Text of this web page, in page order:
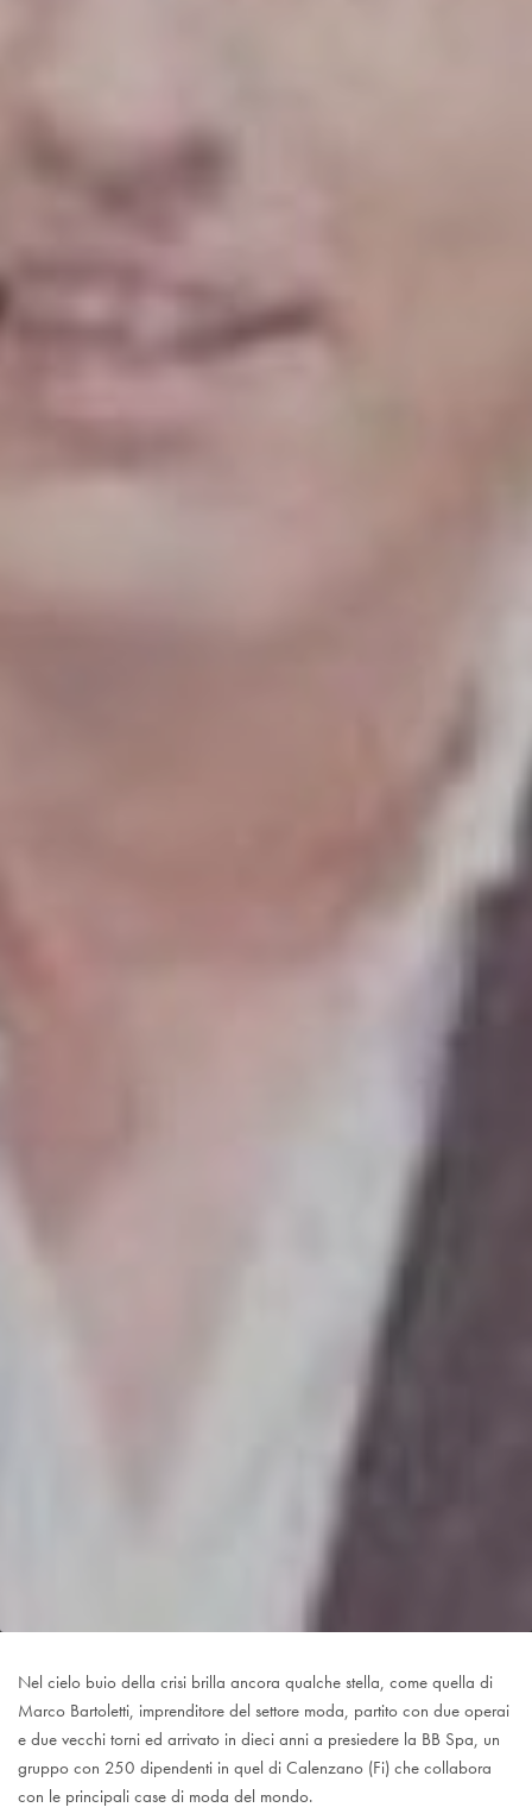
Nel cielo buio della crisi brilla ancora qualche stella, come quella di
Marco Bartoletti, imprenditore del settore moda, partito con due operai
e due vecchi torni ed arrivato in dieci anni a presiedere la BB Spa, un
gruppo con 250 dipendenti in quel di Calenzano (Fi) che collabora
con le principali case di moda del mondo.